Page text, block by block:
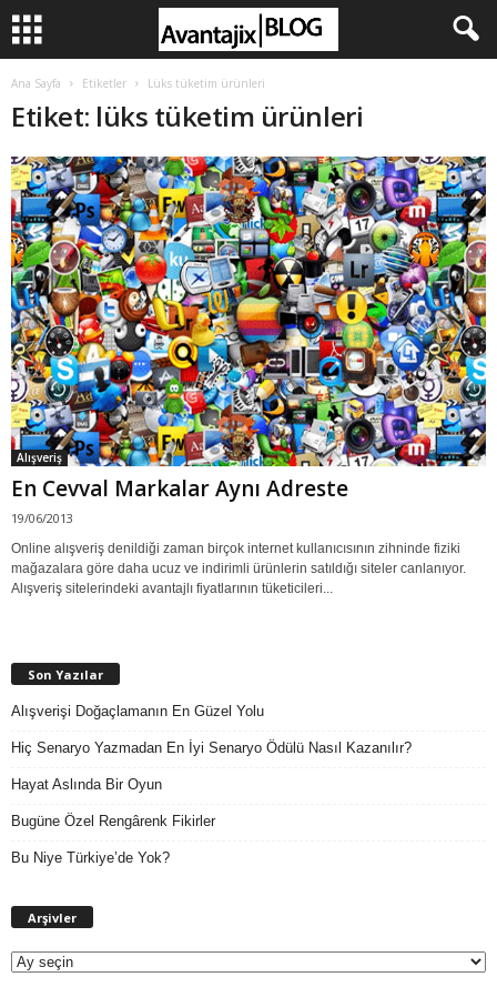
Ana Sayfa Etiketler Lüks tüketim ürünleri
Etiket: lüks tüketim ürünleri
Alışveriş
En Cevval Markalar Aynı Adreste
19/06/2013
Online alışveriş denildiği zaman birçok internet kullanıcısının zihninde fiziki
mağazalara göre daha ucuz ve indirimli ürünlerin satıldığı siteler canlanıyor.
Alışveriş sitelerindeki avantajlı fiyatlarının tüketicileri...
Son Yazılar
Alışverişi Doğaçlamanın En Güzel Yolu
Hiç Senaryo Yazmadan En İyi Senaryo Ödülü Nasıl Kazanılır?
Hayat Aslında Bir Oyun
Bugüne Özel Rengârenk Fikirler
Bu Niye Türkiye’de Yok?
Arşivler